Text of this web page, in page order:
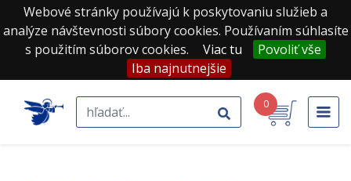
Webové stránky používajú k poskytovaniu služieb a
analýze návštevnosti súbory cookies. Používaním súhlasíte
s použitím súborov cookies.
Viac tu
Povoliť vše
Iba najnutnejšie
0